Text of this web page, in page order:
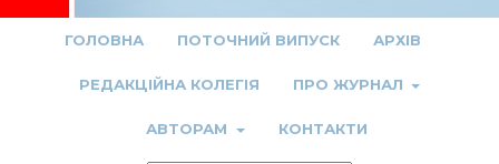
ГОЛОВНА ПОТОЧНИЙ ВИПУСК АРХІВ
РЕДАКЦІЙНА КОЛЕГІЯ ПРО ЖУРНАЛ
АВТОРАМ КОНТАКТИ